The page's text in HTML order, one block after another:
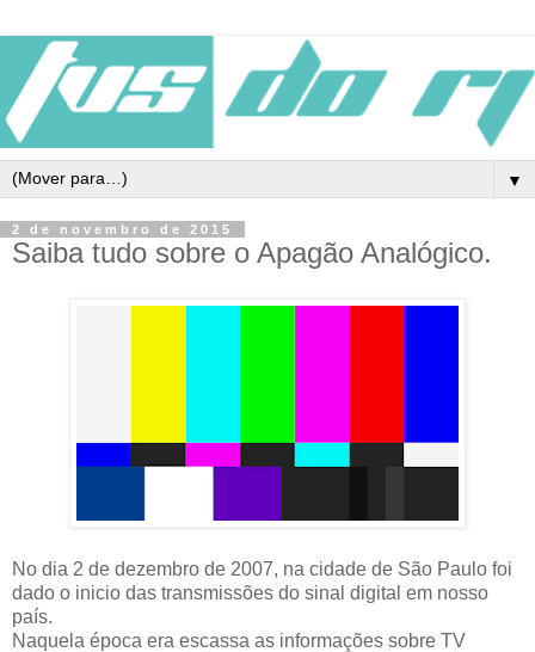
▼
2 de novembro de 2015
Saiba tudo sobre o Apagão Analógico.
No dia 2 de dezembro de 2007, na cidade de São Paulo foi
dado o inicio das transmissões do sinal digital em nosso
país.
Naquela época era escassa as informações sobre TV